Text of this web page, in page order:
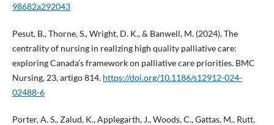
98682a292043
Pesut, B., Thorne, S., Wright, D. K., & Banwell, M. (2024). The
centrality of nursing in realizing high quality palliative care:
exploring Canada’s framework on palliative care priorities. BMC
Nursing, 23, artigo 814. https://doi.org/10.1186/s12912-024-
02488-6
Porter, A. S., Zalud, K., Applegarth, J., Woods, C., Gattas, M., Rutt,